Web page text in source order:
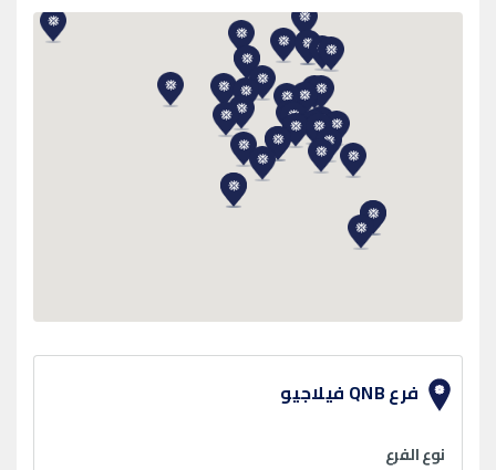
فرع QNB فيلاجيو
نوع الفرع